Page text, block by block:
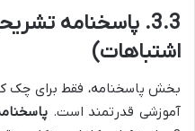
3.3. پاسخنامه
اشتباهات)
بخش پاسخنامه، فقط برای چک
آموزشی قدرتمند است.